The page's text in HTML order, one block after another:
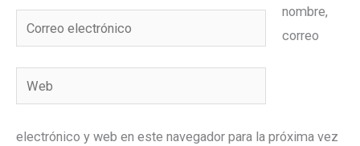
Correo
electrónico
Web
nombre,
correo
electrónico y web en este navegador para la próxima vez